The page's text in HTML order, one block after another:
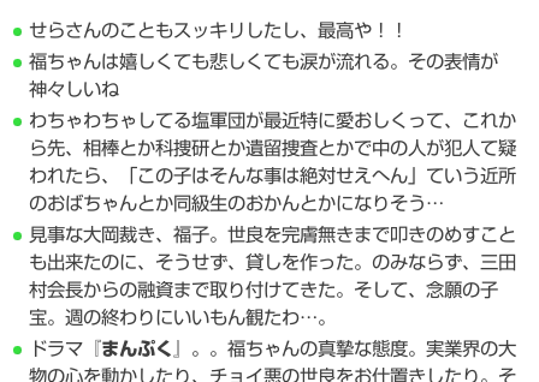
せらさんのこともスッキリしたし、最高や！！
福ちゃんは嬉しくても悲しくても涙が流れる。その表情が
神々しいね
わちゃわちゃしてる塩軍団が最近特に愛おしくって、これか
ら先、相棒とか科捜研とか遺留捜査とかで中の人が犯人て疑
われたら、「この子はそんな事は絶対せえへん」ていう近所
のおばちゃんとか同級生のおかんとかになりそう…
見事な大岡裁き、福子。世良を完膚無きまで叩きのめすこと
も出来たのに、そうせず、貸しを作った。のみならず、三田
村会長からの融資まで取り付けてきた。そして、念願の子
宝。週の終わりにいいもん観たわ…。
ドラマ『まんぷく
』。。福ちゃんの真摯な態度。実業界の大
物の心を動かしたり、チョイ悪の世良をお仕置きしたり。そ